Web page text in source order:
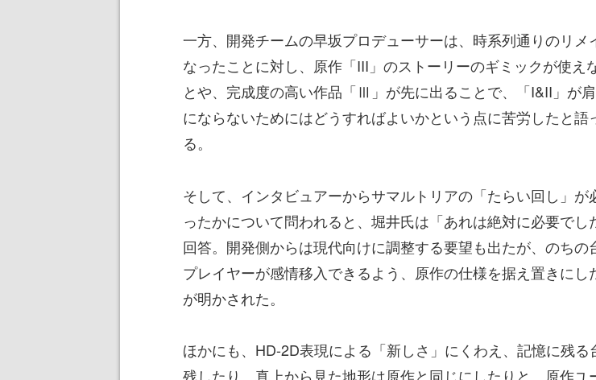
一方、開発チームの早坂プロデューサーは、時系列通りのリメ
なったことに対し、原作「III」のストーリーのギミックが使え
とや、完成度の高い作品「Ⅲ」が先に出ることで、「I&II」が
にならないためにはどうすればよいかという点に苦労したと語
る。
そして、インタビュアーからサマルトリアの「たらい回し」が
ったかについて問われると、堀井氏は「あれは絶対に必要でし
回答。開発側からは現代向けに調整する要望も出たが、のちの
プレイヤーが感情移入できるよう、原作の仕様を据え置きにし
が明かされた。
ほかにも、HD-2D表現による「新しさ」にくわえ、記憶に残る
残したり、真上から見た地形は原作と同じにしたりと、原作ユ